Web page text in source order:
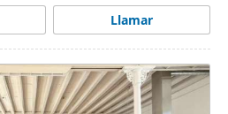
Llamar